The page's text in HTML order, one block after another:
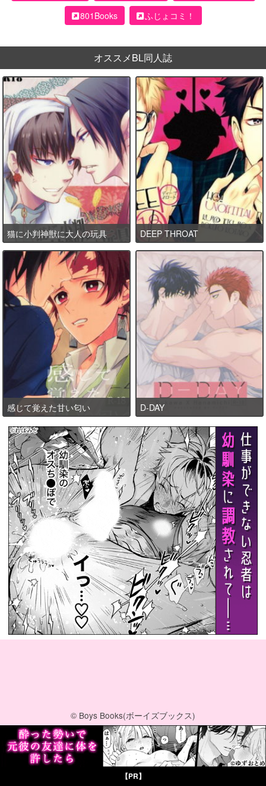
【PR】
801Books
ふじょコミ！
オススメBL同人誌
猫に小判神獣に大人の玩具 DEEP THROAT
感じて覚えた甘い匂い D-DAY
© Boys Books(ボーイズブックス)